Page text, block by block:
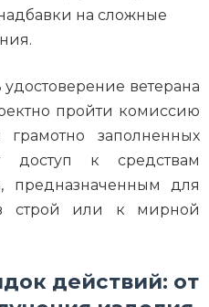
на сложные
ветерана
пройти комиссию
заполненных
доступ к средствам
предназначенным для
строй или к мирной
действий: от